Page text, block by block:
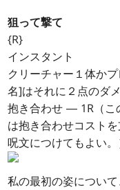
狙って撃て
{R}
インスタント
クリーチャー１体か
名]はそれに２点のダ
抱き合わせ ― 1R（こ
は抱き合わせコスト
呪文につけてもよい。
私の最初の姿につい